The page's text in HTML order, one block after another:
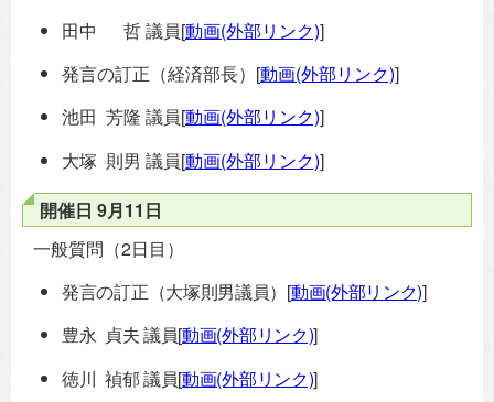
田中 哲 議員[動画(外部リンク)]
発言の訂正（経済部長）[動画(外部リンク)]
池田 芳隆 議員[動画(外部リンク)]
大塚 則男 議員[動画(外部リンク)]
開催日 9月11日
一般質問（2日目）
発言の訂正（大塚則男議員）[動画(外部リンク)]
豊永 貞夫 議員[動画(外部リンク)]
徳川 禎郁 議員[動画(外部リンク)]